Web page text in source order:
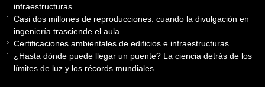
infraestructuras
Casi dos millones de reproducciones: cuando la divulgación en
ingeniería trasciende el aula
Certificaciones ambientales de edificios e infraestructuras
¿Hasta dónde puede llegar un puente? La ciencia detrás de los
límites de luz y los récords mundiales